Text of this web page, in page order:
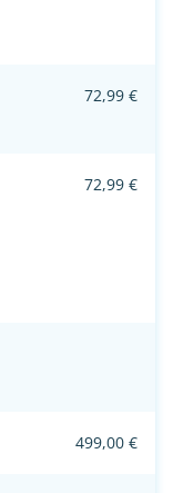
72,99 €
72,99 €
499,00 €